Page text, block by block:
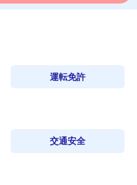
運転免許
交通安全